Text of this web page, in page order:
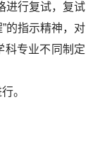
进行复试，复试
的指示精神，对
科专业不同制定
。